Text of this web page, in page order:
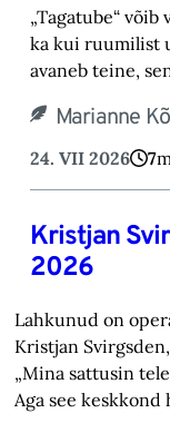
„Tagatube“
ka kui ruumilist
avaneb teine,
Marianne
24. VII 2026 7
Kristjan
2026
Lahkunud on
Kristjan
„Mina sattusin
Aga see keskkond